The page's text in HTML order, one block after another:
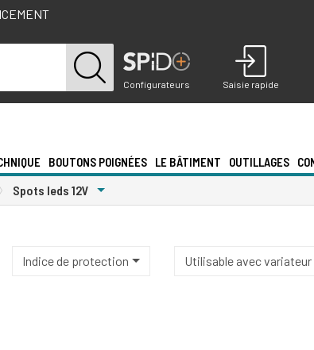
Configurateurs Saisie rapide
BOUTONS POIGNÉES LE BÂTIMENT OUTILLAGES
Spots leds 12V Toggle Dropdown
Indice de protection Utilisable avec variateur